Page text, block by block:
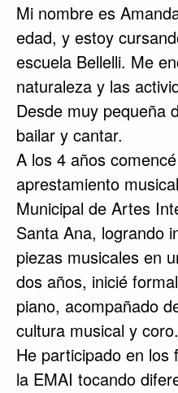
Mi nombre es
edad, y estoy
escuela Bellelli. Me
naturaleza y las
Desde muy pequeña
bailar y cantar.
A los 4 años
aprestamiento
Municipal de Artes
Santa Ana, logrando
piezas musicales en
dos años, inicié
piano, acompañado
cultura musical y coro.
He participado en los
la EMAI tocando